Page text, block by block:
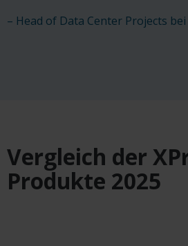
– Head of Data Center Projects
Vergleich der
Produkte 2025